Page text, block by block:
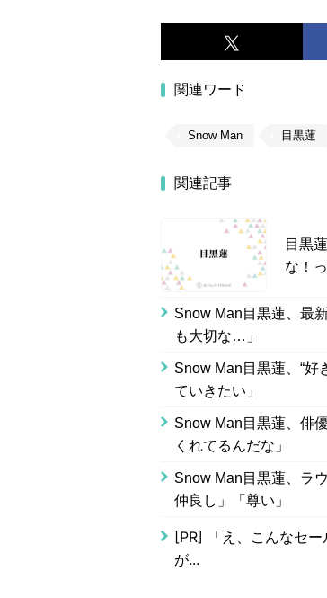
関連ワード
Snow Man 目黒蓮
関連記事
目黒
な！
Snow Man目黒蓮、最
も大切な…」
Snow Man目黒蓮、“好
ていきたい」
Snow Man目黒蓮、俳
くれてるんだな」
Snow Man目黒蓮、ラ
仲良し」「尊い」
[PR]
「え、こんなセ
が...